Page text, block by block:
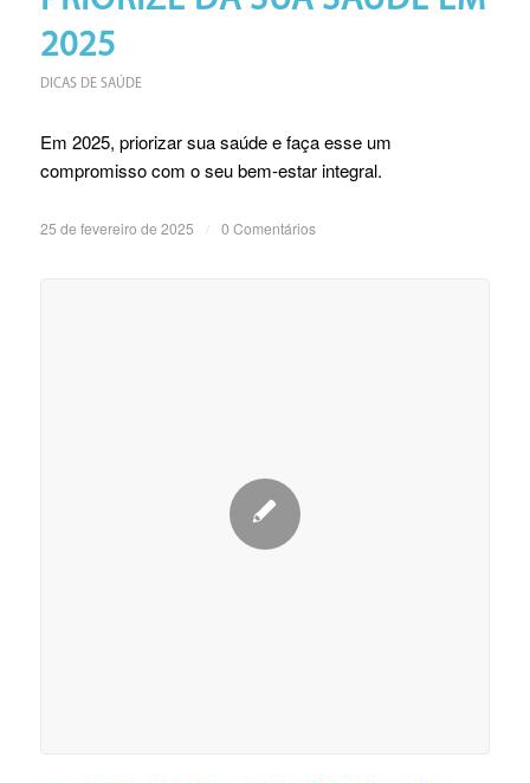
2025
DICAS DE SAÚDE
Em 2025, priorizar sua saúde e faça esse um
compromisso com o seu bem-estar integral.
25 de fevereiro de 2025 0 Comentários